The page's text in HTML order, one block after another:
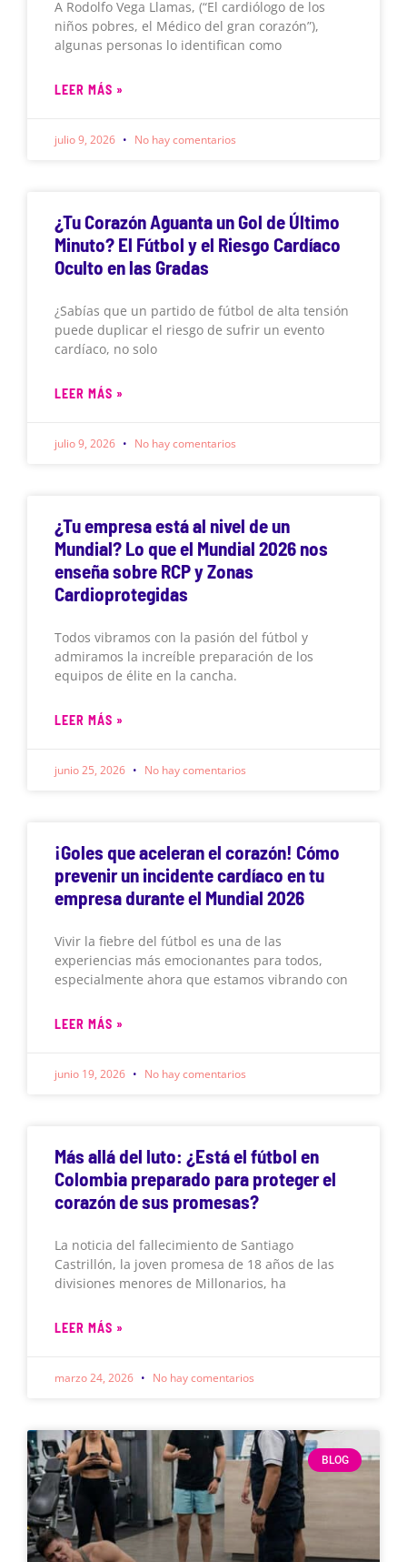
A Rodolfo Vega Llamas, (“El cardiólogo de los
niños pobres, el Médico del gran corazón”),
algunas personas lo identifican como
LEER MÁS »
julio 9, 2026 No hay comentarios
¿Tu Corazón Aguanta un Gol de Último
Minuto? El Fútbol y el Riesgo Cardíaco
Oculto en las Gradas
¿Sabías que un partido de fútbol de alta tensión
puede duplicar el riesgo de sufrir un evento
cardíaco, no solo
LEER MÁS »
julio 9, 2026 No hay comentarios
¿Tu empresa está al nivel de un
Mundial? Lo que el Mundial 2026 nos
enseña sobre RCP y Zonas
Cardioprotegidas
Todos vibramos con la pasión del fútbol y
admiramos la increíble preparación de los
equipos de élite en la cancha.
LEER MÁS »
junio 25, 2026 No hay comentarios
¡Goles que aceleran el corazón! Cómo
prevenir un incidente cardíaco en tu
empresa durante el Mundial 2026
Vivir la fiebre del fútbol es una de las
experiencias más emocionantes para todos,
especialmente ahora que estamos vibrando con
LEER MÁS »
junio 19, 2026 No hay comentarios
Más allá del luto: ¿Está el fútbol en
Colombia preparado para proteger el
corazón de sus promesas?
La noticia del fallecimiento de Santiago
Castrillón, la joven promesa de 18 años de las
divisiones menores de Millonarios, ha
LEER MÁS »
marzo 24, 2026 No hay comentarios
BLOG